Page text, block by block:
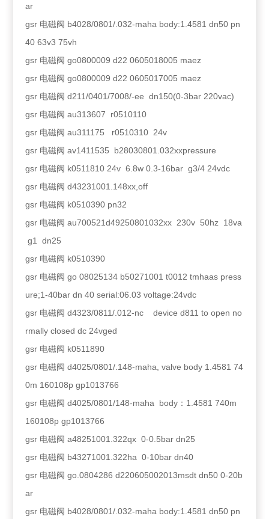
ar
gsr 电磁阀 b4028/0801/.032-maha body:1.4581 dn50 pn
40 63v3 75vh
gsr 电磁阀 go0800009 d22 0605018005 maez
gsr 电磁阀 go0800009 d22 0605017005 maez
gsr 电磁阀 d211/0401/7008/-ee dn150(0-3bar 220vac)
gsr 电磁阀 au313607 r0510110
gsr 电磁阀 au311175 r0510310 24v
gsr 电磁阀 av1411535 b28030801.032xxpressure
gsr 电磁阀 k0511810 24v 6.8w 0.3-16bar g3/4 24vdc
gsr 电磁阀 d43231001.148xx,off
gsr 电磁阀 k0510390 pn32
gsr 电磁阀 au700521d49250801032xx 230v 50hz 18va
g1 dn25
gsr 电磁阀 k0510390
gsr 电磁阀 go 08025134 b50271001 t0012 tmhaas press
ure;1-40bar dn 40 serial:06.03 voltage:24vdc
gsr 电磁阀 d4323/0811/.012-nc device d811 to open no
rmally closed dc 24vged
gsr 电磁阀 k0511890
gsr 电磁阀 d4025/0801/.148-maha, valve body 1.4581 74
0m 160108p gp1013766
gsr 电磁阀 d4025/0801/148-maha body：1.4581 740m
160108p gp1013766
gsr 电磁阀 a48251001.322qx 0-0.5bar dn25
gsr 电磁阀 b43271001.322ha 0-10bar dn40
gsr 电磁阀 go.0804286 d220605002013msdt dn50 0-20b
ar
gsr 电磁阀 b4028/0801/.032-maha body:1.4581 dn50 pn